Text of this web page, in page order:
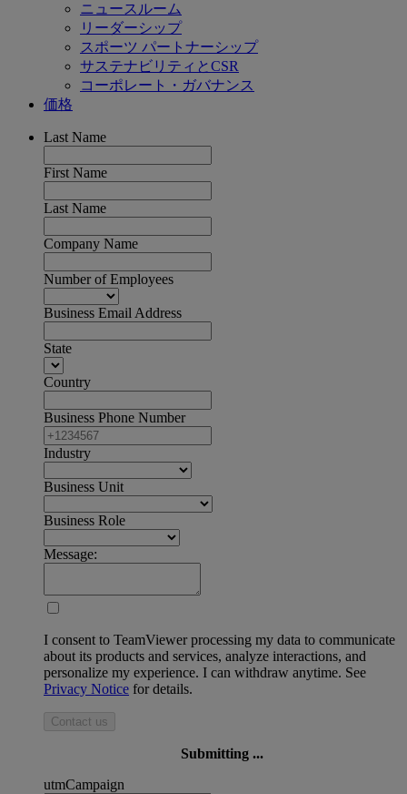
ニュースルーム
リーダーシップ
スポーツ パートナーシップ
サステナビリティとCSR
コーポレート・ガバナンス
価格
Last Name
First Name
Last Name
Company Name
Number of Employees
Business Email Address
State
Country
Business Phone Number
Industry
Business Unit
Business Role
Message:
I consent to TeamViewer processing my data to communicate
about its products and services, analyze interactions, and
personalize my experience. I can withdraw anytime. See
Privacy Notice for details.
Contact us
Submitting ...
utmCampaign